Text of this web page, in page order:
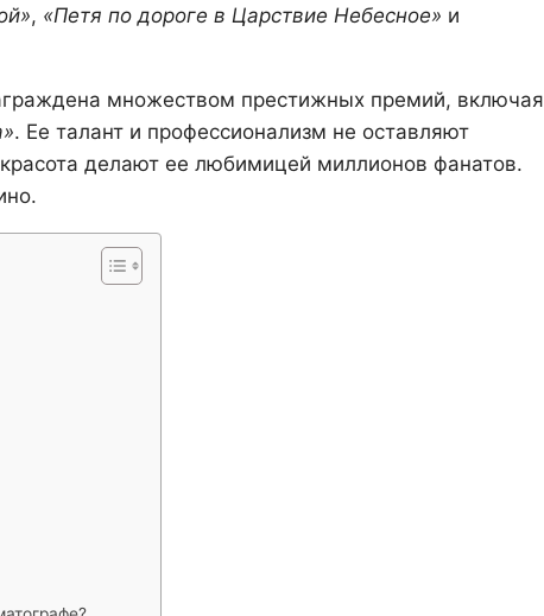
, «Петя по дороге в Царствие Небесное» и
множеством престижных премий, включая
. Ее талант и профессионализм не оставляют
делают ее любимицей миллионов фанатов.